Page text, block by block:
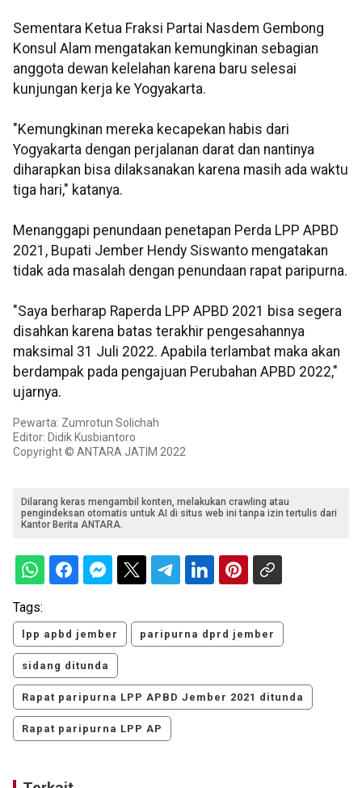
Sementara Ketua Fraksi Partai Nasdem Gembong
Konsul Alam mengatakan kemungkinan sebagian
anggota dewan kelelahan karena baru selesai
kunjungan kerja ke Yogyakarta.
"Kemungkinan mereka kecapekan habis dari
Yogyakarta dengan perjalanan darat dan nantinya
diharapkan bisa dilaksanakan karena masih ada waktu
tiga hari," katanya.
Menanggapi penundaan penetapan Perda LPP APBD
2021, Bupati Jember Hendy Siswanto mengatakan
tidak ada masalah dengan penundaan rapat paripurna.
"Saya berharap Raperda LPP APBD 2021 bisa segera
disahkan karena batas terakhir pengesahannya
maksimal 31 Juli 2022. Apabila terlambat maka akan
berdampak pada pengajuan Perubahan APBD 2022,"
ujarnya.
Pewarta: Zumrotun Solichah
Editor: Didik Kusbiantoro
Copyright © ANTARA JATIM 2022
Dilarang keras mengambil konten, melakukan crawling atau
pengindeksan otomatis untuk AI di situs web ini tanpa izin tertulis dari
Kantor Berita ANTARA.
Tags:
lpp apbd jember paripurna dprd jember
sidang ditunda
Rapat paripurna LPP APBD Jember 2021 ditunda
Rapat paripurna LPP AP